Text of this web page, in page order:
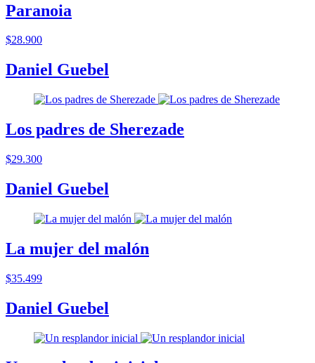
Paranoia
$28.900
Daniel Guebel
Los padres de Sherezade
$29.300
Daniel Guebel
La mujer del malón
$35.499
Daniel Guebel